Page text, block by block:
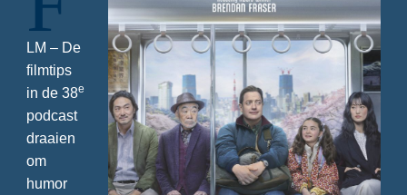
LM – De
filmtips
in de 38e
podcast
draaien
om
humor